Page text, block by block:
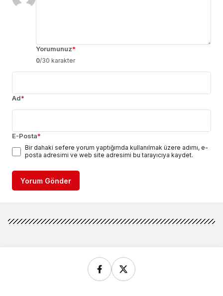
Yorumunuz*
0/30 karakter
Ad*
E-Posta*
Bir dahaki sefere yorum yaptığımda kullanılmak üzere adımı, e-
posta adresimi ve web site adresimi bu tarayıcıya kaydet.
Yorum Gönder